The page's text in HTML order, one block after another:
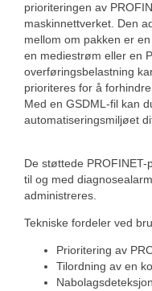
prioriteringen av
maskinnettverket. Den
mellom om pakken er
en mediestrøm eller en
overføringsbelastning
prioriteres for å forhindre
Med en GSDML-fil kan
automatiseringsmiljøet
De støttede PROFINET-
til og med
administreres.
Tekniske fordeler ved
Prioritering av
Tilordning av en
Nabolagsdeteksjon